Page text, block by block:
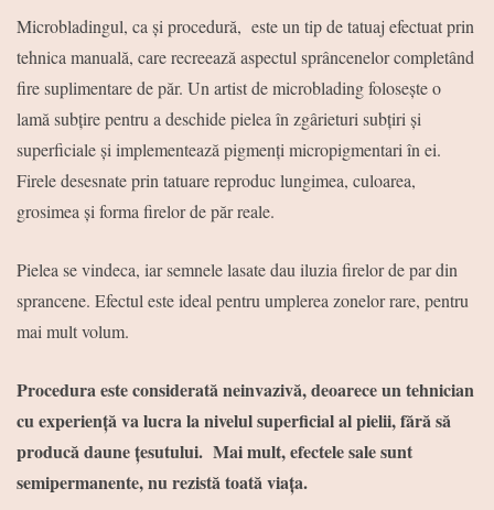
Microbladingul, ca și procedură, este un tip de tatuaj efectuat prin
tehnica manuală, care recreează aspectul sprâncenelor completând
fire suplimentare de păr. Un artist de microblading folosește o
lamă subțire pentru a deschide pielea în zgârieturi subțiri și
superficiale și implementează pigmenți micropigmentari în ei.
Firele desesnate prin tatuare reproduc lungimea, culoarea,
grosimea și forma firelor de păr reale.
Pielea se vindeca, iar semnele lasate dau iluzia firelor de par din
sprancene. Efectul este ideal pentru umplerea zonelor rare, pentru
mai mult volum.
Procedura este considerată neinvazivă, deoarece un tehnician
cu experiență va lucra la nivelul superficial al pielii, fără să
producă daune țesutului. Mai mult, efectele sale sunt
semipermanente, nu rezistă toată viața.